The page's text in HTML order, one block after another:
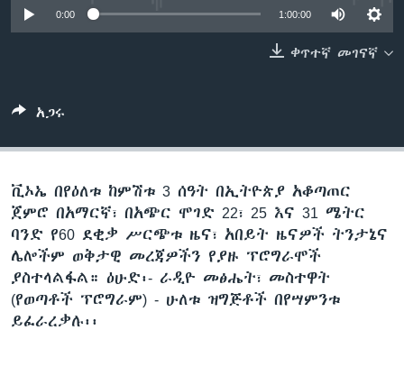
0:00 1:00:00
ቀጥተኛ መገናኛ
አጋሩ
ቪኦኤ በየዕለቱ ከምሽቱ 3 ሰዓት በኢትዮጵያ አቆጣጠር
ጀምሮ በአማርኛ፣ በአጭር ሞገድ 22፣ 25 እና 31 ሜትር
ባንድ የ60 ደቂቃ ሥርጭቱ ዜና፣ አበይት ዜናዎች ትንታኔና
ሌሎችም ወቅታዊ መረጃዎችን የያዙ ፕሮግራሞች
ያስተላልፋል። ዕሁድ፡- ራዲዮ መፅሔት፣ መስተዋት
(የወጣቶች ፕሮግራም) - ሁለቱ ዝግጅቶች በየሣምንቱ
ይፈራረቃሉ፡፡